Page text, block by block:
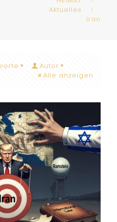
Aktuelles
Iran
Autor
Alle anzeigen